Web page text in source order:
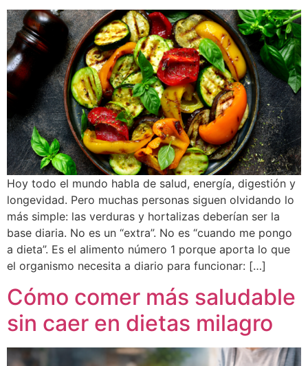
Hoy todo el mundo habla de salud, energía, digestión y
longevidad. Pero muchas personas siguen olvidando lo
más simple: las verduras y hortalizas deberían ser la
base diaria. No es un “extra”. No es “cuando me pongo
a dieta”. Es el alimento número 1 porque aporta lo que
el organismo necesita a diario para funcionar: […]
Cómo comer más saludable
sin caer en dietas milagro